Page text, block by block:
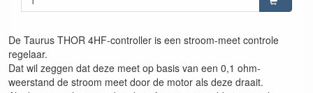
De Taurus THOR 4HF-controller is een stroom-meet controle
regelaar.
Dat wil zeggen dat deze meet op basis van een 0,1 ohm-
weerstand de stroom meet door de motor als deze draait.